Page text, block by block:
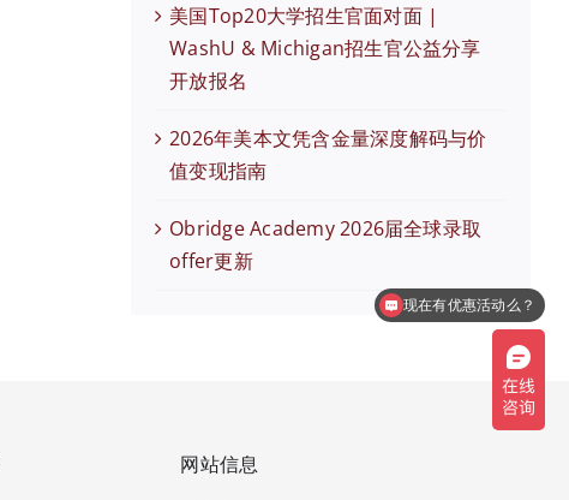
美国Top20大学招生官面对面 |
WashU & Michigan招生官公益分享
开放报名
2026年美本文凭含金量深度解码与价
值变现指南
Obridge Academy 2026届全球录取
offer更新
网站信息
现在有优惠活动么？